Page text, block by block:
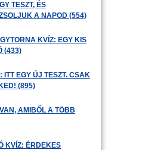
TESZT, ÉS
A NAPOD (554)
KVÍZ: EGY KIS
(433)
ITT EGY ÚJ TESZT. CSAK
(895)
AMIBŐL A TÖBB
KVÍZ: ÉRDEKES